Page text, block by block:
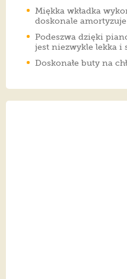
Miękka wkładka
doskonale amortyzuje
Podeszwa dzięki
jest niezwykle lekka i
Doskonałe buty na